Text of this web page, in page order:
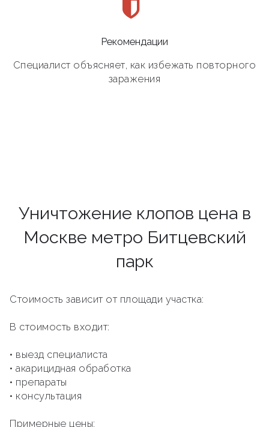
Рекомендации
Специалист объясняет, как избежать повторного
заражения
Уничтожение клопов цена в
Москве метро Битцевский
парк
Стоимость зависит от площади участка:
В стоимость входит:
• выезд специалиста
• акарицидная обработка
• препараты
• консультация
Примерные цены: